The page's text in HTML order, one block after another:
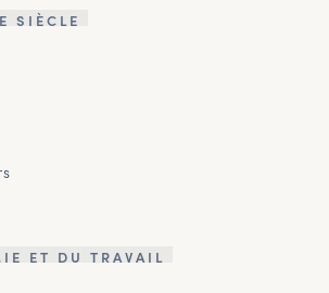
SIÈCLE
ET DU TRAVAIL